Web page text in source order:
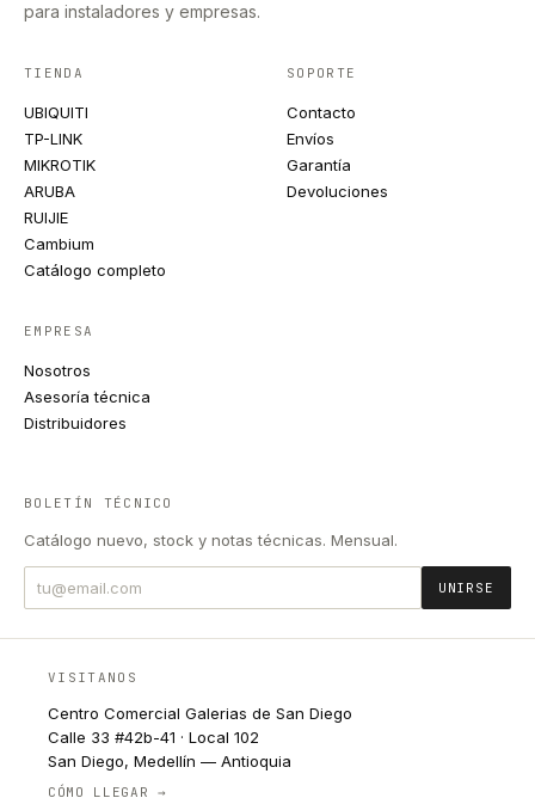
para instaladores y empresas.
TIENDA
UBIQUITI
TP-LINK
MIKROTIK
ARUBA
RUIJIE
Cambium
Catálogo completo
SOPORTE
Contacto
Envíos
Garantía
Devoluciones
EMPRESA
Nosotros
Asesoría técnica
Distribuidores
BOLETÍN TÉCNICO
Catálogo nuevo, stock y notas técnicas. Mensual.
UNIRSE
VISITANOS
Centro Comercial Galerias de San Diego
Calle 33 #42b-41 · Local 102
San Diego, Medellín — Antioquia
CÓMO LLEGAR →